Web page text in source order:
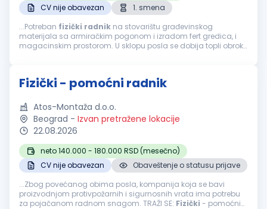
CV nije obavezan
1. smena
...Potreban fizički radnik na stovarištu građevinskog
materijala sa armiračkim pogonom i izradom fert gredica, i
magacinskim prostorom. U sklopu posla se dobija topli obrok
Fizički - pomoćni radnik
Atos-Montaža d.o.o.
Beograd - Izvan pretražene lokacije
22.08.2026
neto 140.000 - 180.000 RSD (mesečno)
CV nije obavezan
Obaveštenje o statusu prijave
...Zbog povećanog obima posla, kompanija koja se bavi
proizvodnjom protivpožarnih i sigurnosnih vrata ima potrebu
za pojačanom radnom snagom. TRAŽI SE: Fizički - pomoćni